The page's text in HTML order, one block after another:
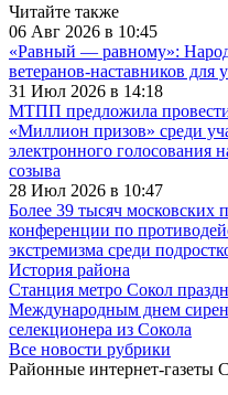
Читайте также
06 Авг 2026 в 10:45
«Равный — равному»:
ветеранов-наставников для
31 Июл 2026 в 14:18
МТПП предложила
«Миллион призов» среди
электронного голосования
созыва
28 Июл 2026 в 10:47
Более 39 тысяч московских
конференции по
экстремизма среди
История района
Станция метро Сокол
Международным днем
селекционера из Сокола
Все новости рубрики
Районные интернет-газеты